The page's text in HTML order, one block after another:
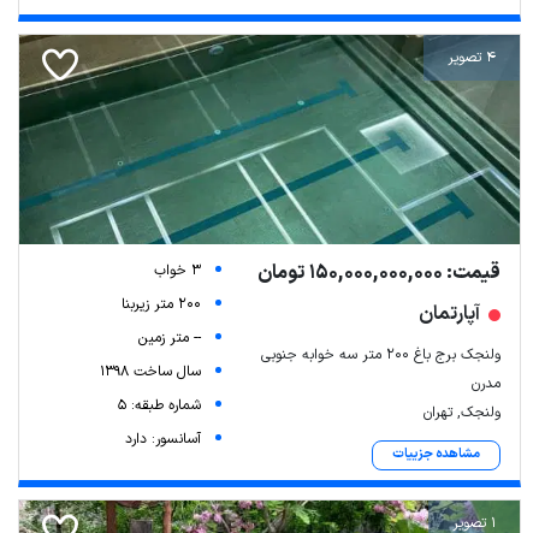
4 تصویر
قیمت: 150,000,000,000 تومان
آپارتمان
ولنجک برج باغ ۲۰۰ متر سه خوابه جنوبی
مدرن
ولنجک, تهران
مشاهده جزییات
3 خواب
200 متر زیربنا
-- متر زمین
سال ساخت 1398
شماره طبقه: 5
آسانسور: دارد
1 تصویر